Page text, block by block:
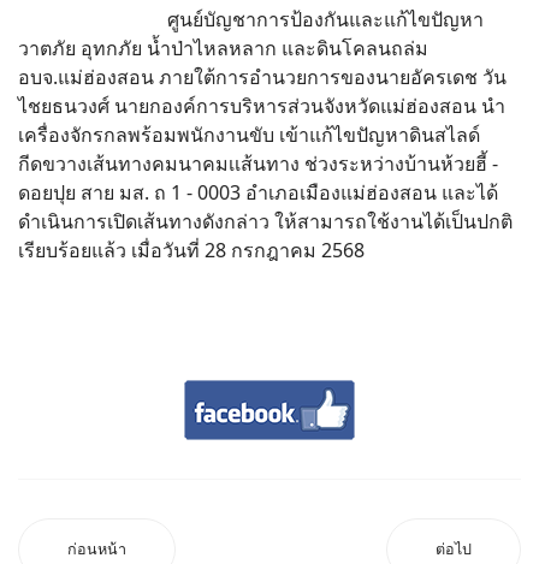
ศูนย์บัญชาการป้องกันและแก้ไขปัญหา
วาตภัย อุทกภัย น้ำป่าไหลหลาก และดินโคลนถล่ม
อบจ.แม่ฮ่องสอน ภายใต้การอำนวยการของนายอัครเดช วัน
ไชยธนวงศ์ นายกองค์การบริหารส่วนจังหวัดแม่ฮ่องสอน นำ
เครื่องจักรกลพร้อมพนักงานขับ เข้าแก้ไขปัญหาดินสไลด์
กีดขวางเส้นทางคมนาคมเเส้นทาง ช่วงระหว่างบ้านห้วยฮี้ -
ดอยปุย สาย มส. ถ 1 - 0003 อำเภอเมืองแม่ฮ่องสอน และได้
ดำเนินการเปิดเส้นทางดังกล่าว ให้สามารถใช้งานได้เป็นปกติ
เรียบร้อยแล้ว เมื่อวันที่ 28 กรกฎาคม 2568
ก่อนหน้า ต่อไป